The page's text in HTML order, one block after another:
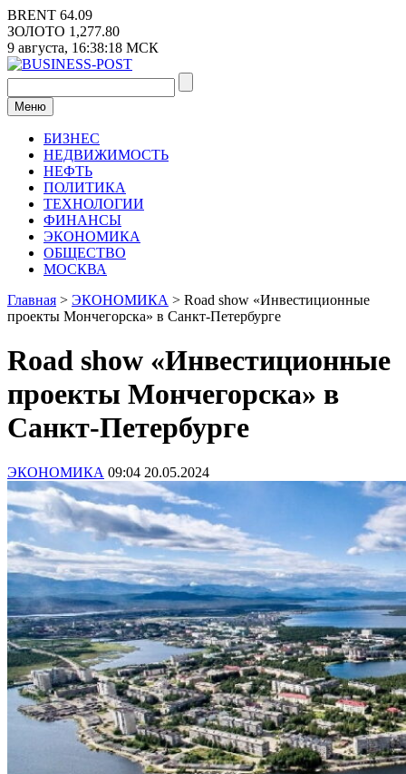
Перейти
к
содержимому
BRENT 64.09
ЗОЛОТО 1,277.80
9 августа, 16:38:19 МСК
Меню
БИЗНЕС
НЕДВИЖИМОСТЬ
НЕФТЬ
ПОЛИТИКА
ТЕХНОЛОГИИ
ФИНАНСЫ
ЭКОНОМИКА
ОБЩЕСТВО
МОСКВА
Главная > ЭКОНОМИКА > Road show «Инвестиционные
проекты Мончегорска» в Санкт-Петербурге
Road show «Инвестиционные
проекты Мончегорска» в
Санкт-Петербурге
ЭКОНОМИКА 09:04 20.05.2024